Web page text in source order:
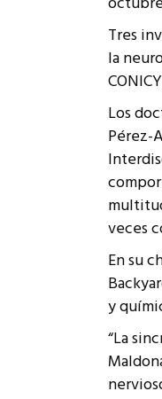
Tres
la
Los
Pérez-
veces
En su
y
“La